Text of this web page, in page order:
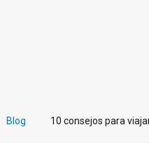
Blog 10 consejos para